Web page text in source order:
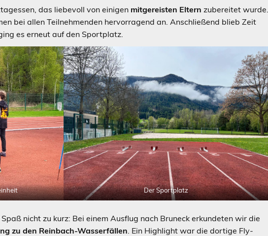
das liebevoll von einigen mitgereisten Eltern zubereitet
bei allen Teilnehmenden hervorragend an. Anschließend blieb Zeit
es erneut auf den Sportplatz.
Der Sportplatz
nicht zu kurz: Bei einem Ausflug nach Bruneck erkundeten wir die
zu den Reinbach-Wasserfällen . Ein Highlight war die dortige Fly-